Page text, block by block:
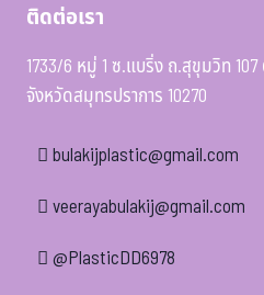
ติดต่อเรา
1733/6 หมู่ 1 ซ.แบริ่ง ถ.สุขุมวิท
จังหวัดสมุทรปราการ 10270
bulakijplastic@gmail.com
veerayabulakij@gmail.com
@PlasticDD6978